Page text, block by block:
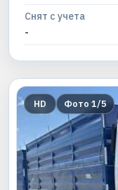
Снят с учета
-
HD Фото 1/5